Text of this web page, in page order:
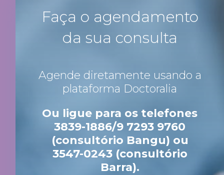
Faça o agendamento
da sua consulta
Agende diretamente usando a
plataforma Doctoralia
Ou ligue para os telefones
3839-1886/9 7293 9760
(consultório Bangu) ou
3547-0243(consultório
Barra).